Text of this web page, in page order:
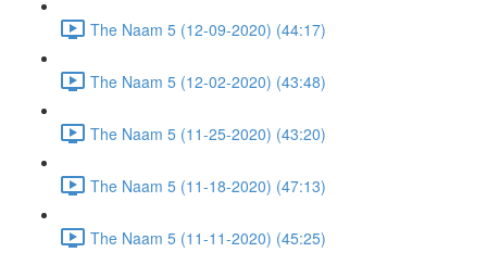
The Naam 5 (12-09-2020) (44:17)
The Naam 5 (12-02-2020) (43:48)
The Naam 5 (11-25-2020) (43:20)
The Naam 5 (11-18-2020) (47:13)
The Naam 5 (11-11-2020) (45:25)